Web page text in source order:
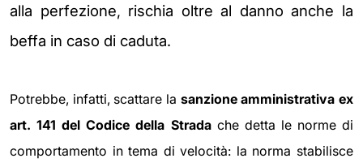
alla perfezione, rischia oltre al danno anche la
beffa in caso di caduta.
Potrebbe, infatti, scattare la sanzione amministrativa ex
art. 141 del Codice della Stradache detta le norme di
comportamento in tema di velocità: la norma stabilisce